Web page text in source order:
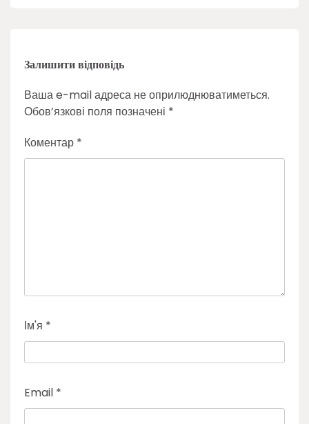
Залишити відповідь
Ваша e-mail адреса не оприлюднюватиметься.
Обов’язкові поля позначені *
Коментар *
Ім'я *
Email *